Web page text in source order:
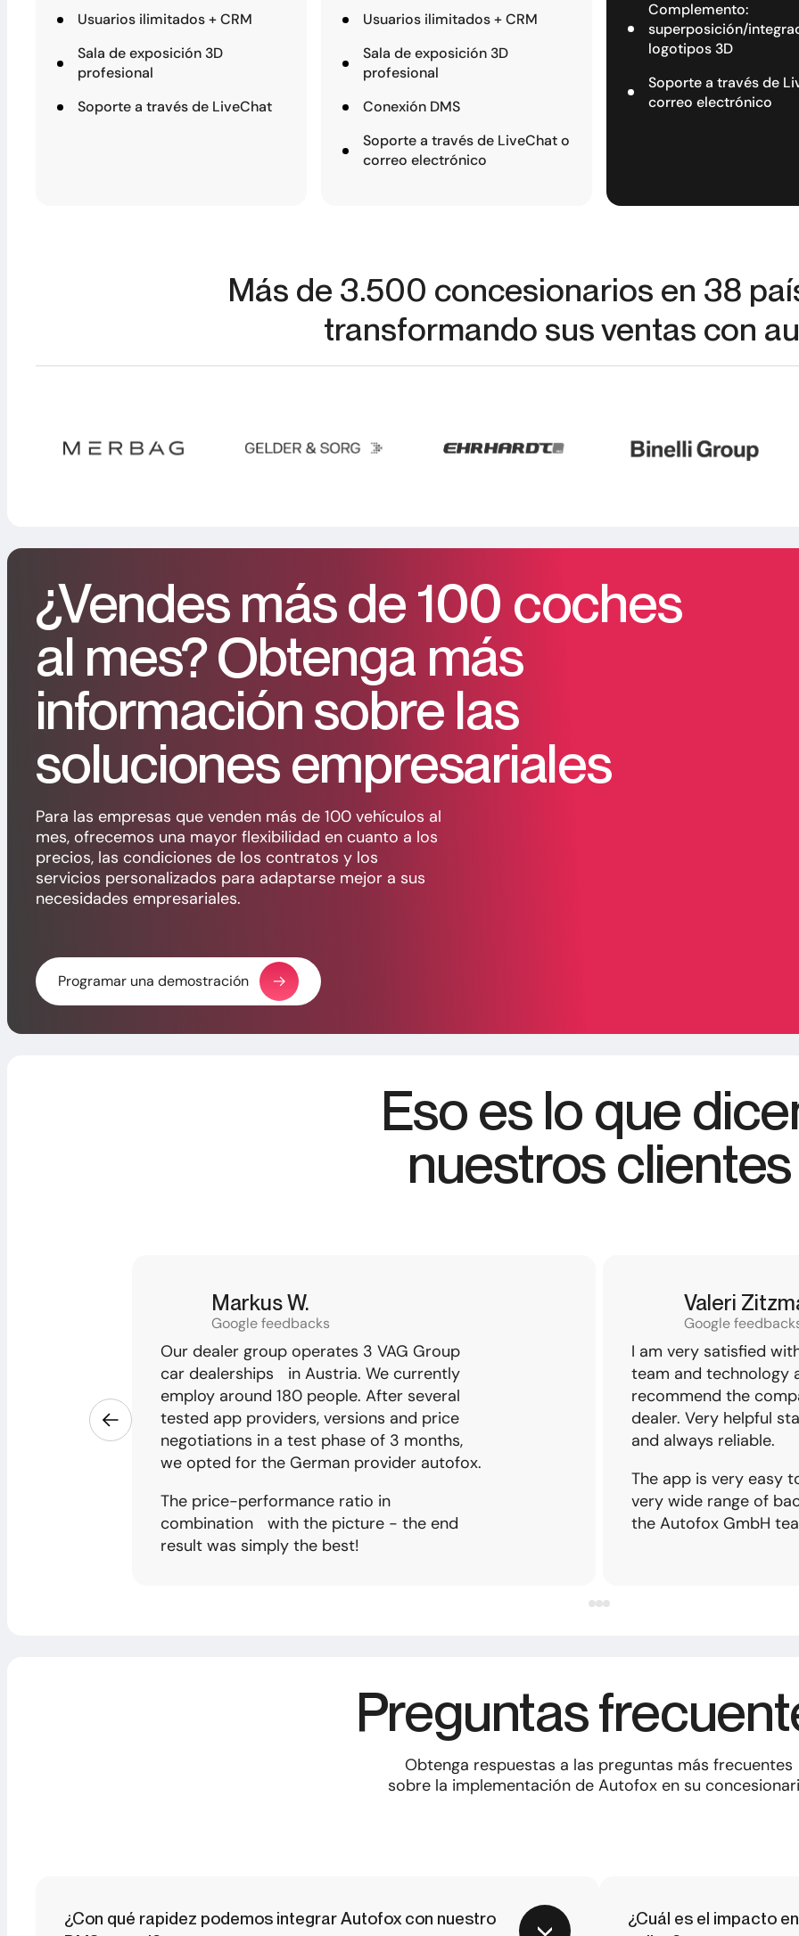
Usuarios ilimitados + CRM
Sala de exposición 3D
profesional
Soporte a través de LiveChat
Usuarios ilimitados + CRM
Sala de exposición 3D
profesional
Conexión DMS
Soporte a través de LiveChat o
correo electrónico
Complemento:
superposición/
logotipos 3D
Soporte a través de
correo electrónico
Más de 3.500 concesionarios en 38
transformando sus ventas con
¿Vendes más de 100 coches
al mes? Obtenga más
información sobre las
soluciones empresariales
Para las empresas que venden más de 100 vehículos al
mes, ofrecemos una mayor flexibilidad en cuanto a los
precios, las condiciones de los contratos y los
servicios personalizados para adaptarse mejor a sus
necesidades empresariales.
Programar una demostración
Eso es lo que
nuestros clientes
Markus W.
Google feedbacks
Our dealer group operates 3 VAG Group
car dealerships in Austria. We currently
employ around 180 people. After several
tested app providers, versions and price
negotiations in a test phase of 3 months,
we opted for the German provider autofox.
The price-performance ratio in
combination with the picture - the end
result was simply the best!
Valeri
Google
I am very satisfied
team and technology
recommend the
dealer. Very helpful
and always reliable.
The app is very easy
very wide range of
the Autofox GmbH
Preguntas
Obtenga respuestas a las preguntas más frecuentes
sobre la implementación de Autofox en su
¿Con qué rapidez podemos integrar Autofox con nuestro
¿Cuál es el impacto